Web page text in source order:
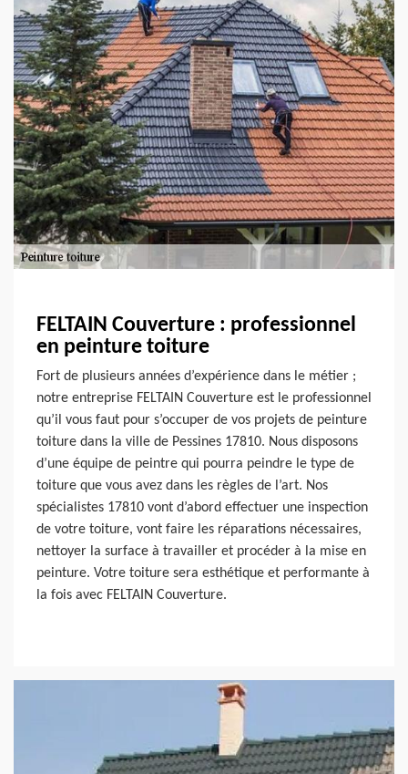
FELTAIN Couverture : professionnel
en peinture toiture
Fort de plusieurs années d’expérience dans le métier ;
notre entreprise FELTAIN Couverture est le professionnel
qu’il vous faut pour s’occuper de vos projets de peinture
toiture dans la ville de Pessines 17810. Nous disposons
d’une équipe de peintre qui pourra peindre le type de
toiture que vous avez dans les règles de l’art. Nos
spécialistes 17810 vont d’abord effectuer une inspection
de votre toiture, vont faire les réparations nécessaires,
nettoyer la surface à travailler et procéder à la mise en
peinture. Votre toiture sera esthétique et performante à
la fois avec FELTAIN Couverture.